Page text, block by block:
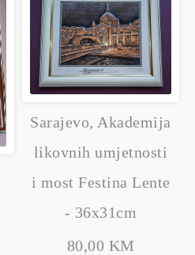
Sarajevo, Akademija
likovnih umjetnosti
i most Festina Lente
- 36x31cm
80,00 KM